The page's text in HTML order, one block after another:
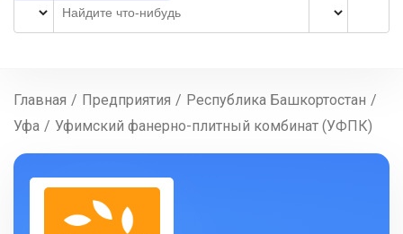
Главная / Предприятия / Республика Башкортостан /
Уфа / Уфимский фанерно-плитный комбинат (УФПК)